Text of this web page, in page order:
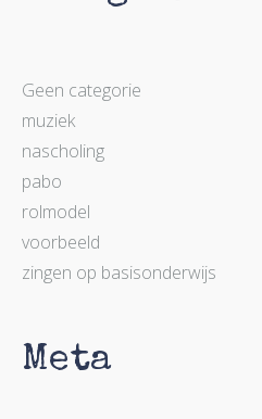
Geen categorie
muziek
nascholing
pabo
rolmodel
voorbeeld
zingen op basisonderwijs
Meta